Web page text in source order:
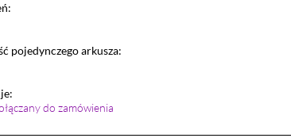
pojedynczego arkusza:
do zamówienia